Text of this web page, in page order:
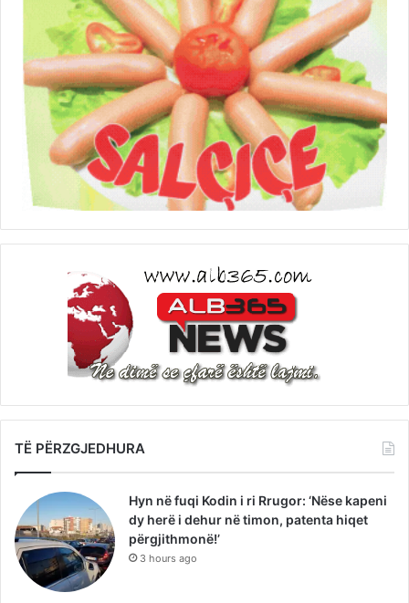
TË PËRZGJEDHURA
Hyn në fuqi Kodin i ri Rrugor: ‘Nëse kapeni
dy herë i dehur në timon, patenta hiqet
përgjithmonë!’
3 hours ago